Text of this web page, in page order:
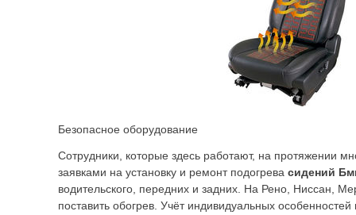
Безопасное оборудование
Сотрудники, которые здесь работают, на протяжении
заявками на установку и ремонт подогрева сидений
водительского, передних и задних. На Рено, Ниссан,
поставить обогрев. Учёт индивидуальных